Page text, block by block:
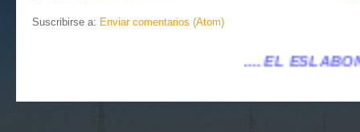
Suscribirse a: Enviar comentarios (Atom)
.... EL ESLABÓN VILLENA ...